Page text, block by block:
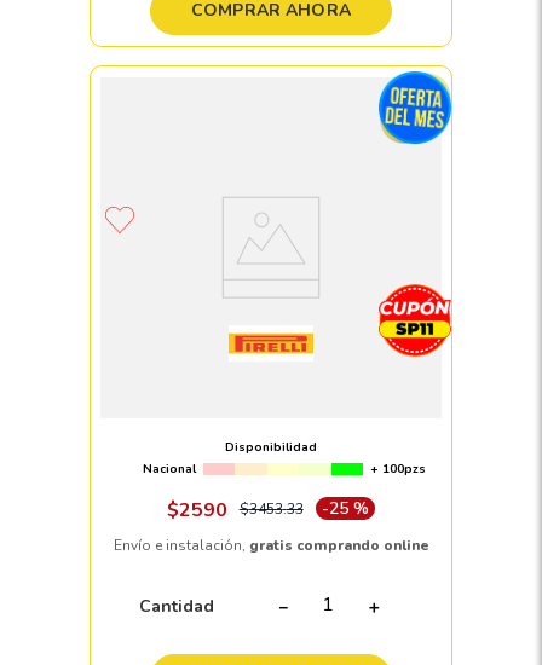
COMPRAR AHORA
Disponibilidad
Nacional
+ 100pzs
$2590 $3453.33 -25 %
Envío e instalación, gratis comprando online
Cantidad ＋
－